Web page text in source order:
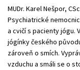
MUDr. Karel Nešpor,
Psychiatrické
a cvičí s pacienty jógu.
jógínky českého
zároveň o smích.
vzduchu a smáli se o